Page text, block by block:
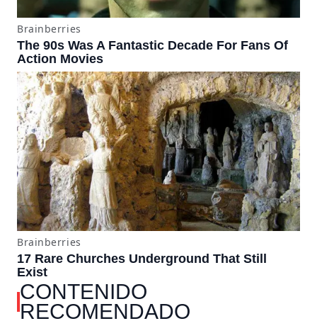
CONTENIDO
RECOMENDADO